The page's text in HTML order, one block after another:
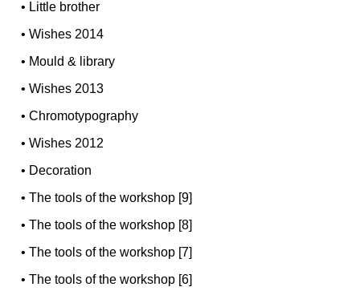
• Little brother
•Wishes 2014
• Mould & library
•Wishes 2013
•Chromotypography
•Wishes 2012
• Decoration
•The tools of the workshop [9]
•The tools of the workshop [8]
•The tools of the workshop [7]
•The tools of the workshop [6]